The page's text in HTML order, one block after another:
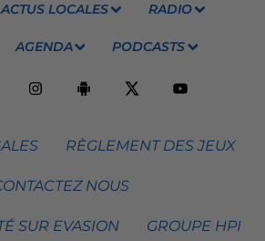
ACTUS LOCALES RADIO
AGENDA PODCASTS
RÈGLEMENT DES JEUX
NOUS
SUR EVASION GROUPE HPI